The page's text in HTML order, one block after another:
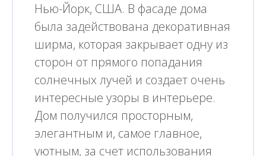
Нью-Йорк, США. В фасаде дома
была задействована декоративная
ширма, которая закрывает одну из
сторон от прямого попадания
солнечных лучей и создает очень
интересные узоры в интерьере.
Дом получился просторным,
элегантным и, самое главное,
уютным, за счет использования